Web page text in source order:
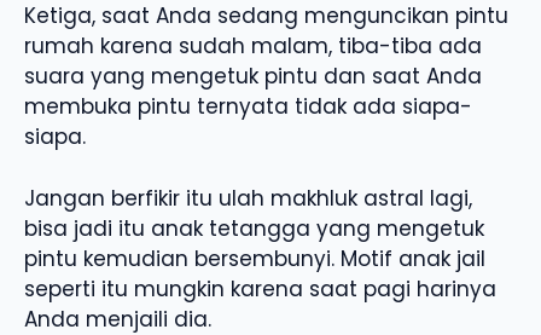
Ketiga, saat Anda sedang menguncikan pintu
rumah karena sudah malam, tiba-tiba ada
suara yang mengetuk pintu dan saat Anda
membuka pintu ternyata tidak ada siapa-
siapa.
Jangan berfikir itu ulah makhluk astral lagi,
bisa jadi itu anak tetangga yang mengetuk
pintu kemudian bersembunyi. Motif anak jail
seperti itu mungkin karena saat pagi harinya
Anda menjaili dia.